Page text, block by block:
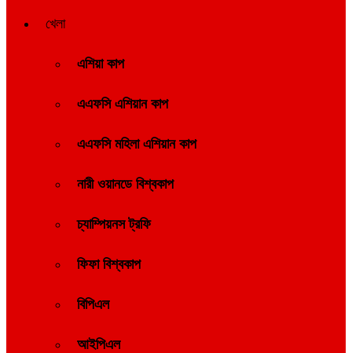
খেলা
এশিয়া কাপ
এএফসি এশিয়ান কাপ
এএফসি মহিলা এশিয়ান কাপ
নারী ওয়ানডে বিশ্বকাপ
চ্যাম্পিয়নস ট্রফি
ফিফা বিশ্বকাপ
বিপিএল
আইপিএল